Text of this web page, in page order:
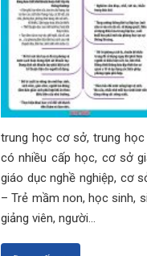
trung học cơ sở, trung
có nhiều cấp học, cơ sở
giáo dục nghề nghiệp, cơ
– Trẻ mầm non, học sinh,
giảng viên, người…